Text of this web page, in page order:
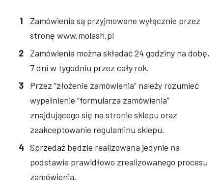
Zamówienia są przyjmowane wyłącznie przez
stronę www.molash.pl
Zamówienia można składać 24 godziny na dobę,
7 dni w tygodniu przez cały rok.
Przez “złożenie zamówienia” należy rozumieć
wypełnienie “formularza zamówienia”
znajdującego się na stronie sklepu oraz
zaakceptowanie regulaminu sklepu.
Sprzedaż będzie realizowana jedynie na
podstawie prawidłowo zrealizowanego procesu
zamówienia.